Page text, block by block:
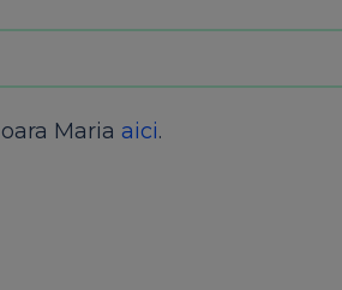
Maria aici.